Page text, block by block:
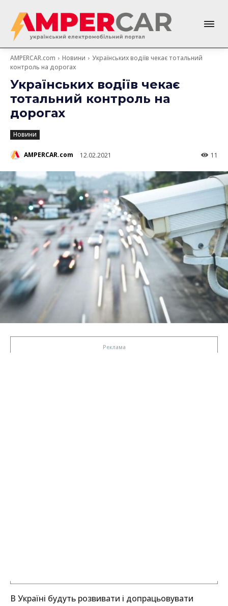
AMPERCAR.com Новини
Українських водіїв чекає тотальний
контроль на дорогах
Українських водіїв чекає
тотальний контроль на
дорогах
Новини
AMPERCAR.com 12.02.2021 11
В Україні будуть розвивати і допрацьовувати